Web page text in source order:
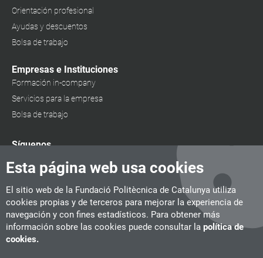
Esta página web usa cookies
El sitio web de la Fundació Politècnica de Catalunya utiliza
cookies propias y de terceros para mejorar la experiencia de
navegación y con fines estadísticos. Para obtener más
información sobre las cookies puede consultar la política de
cookies.
Orientación profesional
Ayudas y descuentos
Bolsa de trabajo
Empresas e Instituciones
Formación in-company
Servicios para la empresa
Bolsa de trabajo
Síguenos